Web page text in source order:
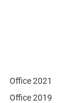
Office 2021
Office 2019